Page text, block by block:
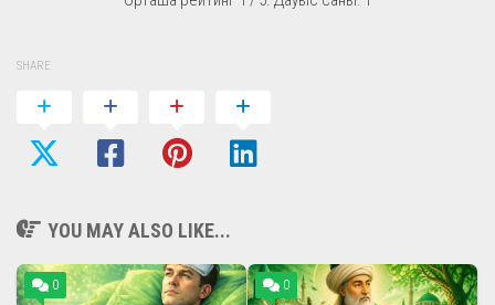
SHARE
YOU MAY ALSO LIKE...
0 0